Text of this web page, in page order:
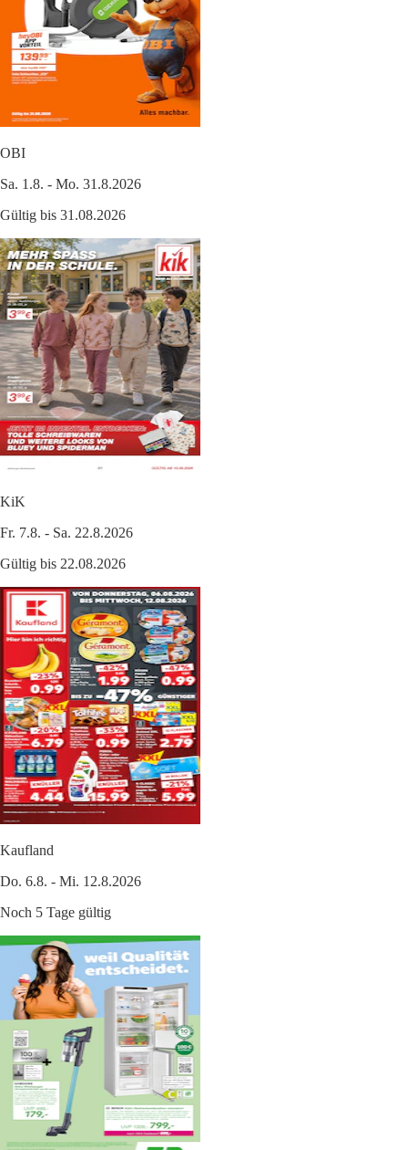
OBI
Sa. 1.8. - Mo. 31.8.2026
Gültig bis 31.08.2026
KiK
Fr. 7.8. - Sa. 22.8.2026
Gültig bis 22.08.2026
Kaufland
Do. 6.8. - Mi. 12.8.2026
Noch 5 Tage gültig